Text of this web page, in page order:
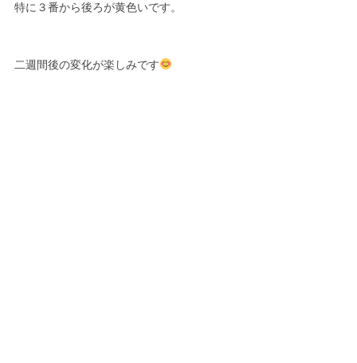
特に３番から後ろが黄色いです。
二週間後の変化が楽しみです